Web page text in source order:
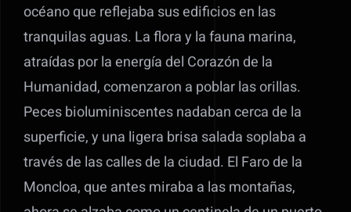
océano que reflejaba sus edificios en las
tranquilas aguas. La flora y la fauna marina,
atraídas por la energía del Corazón de la
Humanidad, comenzaron a poblar las orillas.
Peces bioluminiscentes nadaban cerca de la
superficie, y una ligera brisa salada soplaba a
través de las calles de la ciudad. El Faro de la
Moncloa, que antes miraba a las montañas,